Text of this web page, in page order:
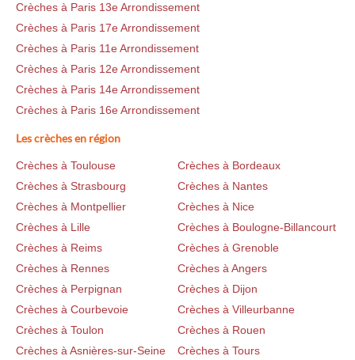
Crèches à Paris 13e Arrondissement
Crèches à Paris 17e Arrondissement
Crèches à Paris 11e Arrondissement
Crèches à Paris 12e Arrondissement
Crèches à Paris 14e Arrondissement
Crèches à Paris 16e Arrondissement
Les crèches en région
Crèches à Toulouse
Crèches à Bordeaux
Crèches à Strasbourg
Crèches à Nantes
Crèches à Montpellier
Crèches à Nice
Crèches à Lille
Crèches à Boulogne-Billancourt
Crèches à Reims
Crèches à Grenoble
Crèches à Rennes
Crèches à Angers
Crèches à Perpignan
Crèches à Dijon
Crèches à Courbevoie
Crèches à Villeurbanne
Crèches à Toulon
Crèches à Rouen
Crèches à Asnières-sur-Seine
Crèches à Tours